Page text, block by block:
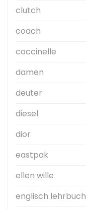
clutch
coach
coccinelle
damen
deuter
diesel
dior
eastpak
ellen wille
englisch lehrbuch